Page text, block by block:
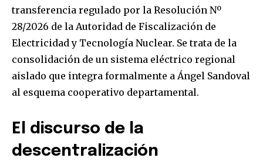
transferencia regulado por la Resolución Nº
28/2026 de la Autoridad de Fiscalización de
Electricidad y Tecnología Nuclear. Se trata de la
consolidación de un sistema eléctrico regional
aislado que integra formalmente a Ángel Sandoval
al esquema cooperativo departamental.
El discurso de la
descentralización